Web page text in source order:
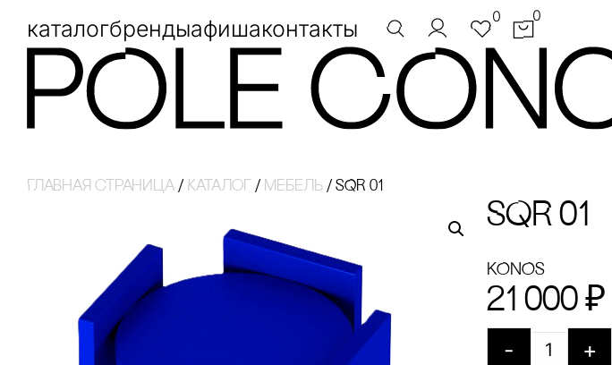
каталогбрендыафишаконтакты 0 0
Главная страница / Каталог / Мебель / SQR 01
SQR 01
KONOS
21 000 ₽
- +